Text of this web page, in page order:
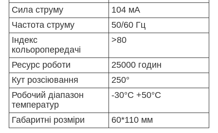
Сила струму
104 мА
Частота струму
50/60 Гц
Індекс
кольоропередачі
>80
Ресурс роботи
25000 годин
Кут розсіювання
250°
Робочий діапазон
температур
-30°С +50°С
Габаритні розміри 60*110 мм